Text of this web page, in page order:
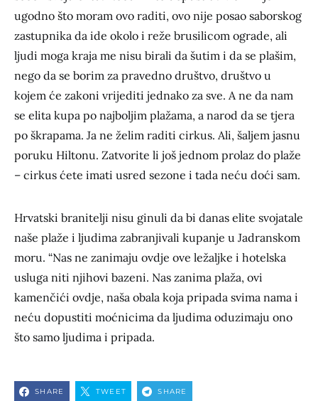
ugodno što moram ovo raditi, ovo nije posao saborskog
zastupnika da ide okolo i reže brusilicom ograde, ali
ljudi moga kraja me nisu birali da šutim i da se plašim,
nego da se borim za pravedno društvo, društvo u
kojem će zakoni vrijediti jednako za sve. A ne da nam
se elita kupa po najboljim plažama, a narod da se tjera
po škrapama. Ja ne želim raditi cirkus. Ali, šaljem jasnu
poruku Hiltonu. Zatvorite li još jednom prolaz do plaže
– cirkus ćete imati usred sezone i tada neću doći sam.
Hrvatski branitelji nisu ginuli da bi danas elite svojatale
naše plaže i ljudima zabranjivali kupanje u Jadranskom
moru. “Nas ne zanimaju ovdje ove ležaljke i hotelska
usluga niti njihovi bazeni. Nas zanima plaža, ovi
kamenčići ovdje, naša obala koja pripada svima nama i
neću dopustiti moćnicima da ljudima oduzimaju ono
što samo ljudima i pripada.
SHARE TWEET SHARE